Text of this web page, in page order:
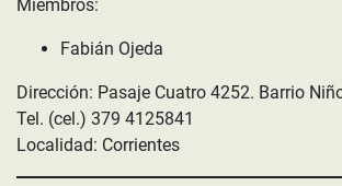
Miembros:
Fabián Ojeda
Dirección: Pasaje Cuatro 4252. Barrio
Tel. (cel.) 379 4125841
Localidad: Corrientes